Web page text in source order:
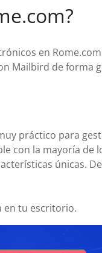
en
Mailbird de forma
práctico para
con la mayoría
únicas.
en tu escritorio.